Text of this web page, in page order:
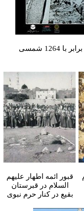
بقیع قبل از تخریب در سال 1303 قمری برابر با 1264 شمسی
قبور ائمه اطهار علیهم
السلام در قبرستان
بقیع در کنار حرم نبوی